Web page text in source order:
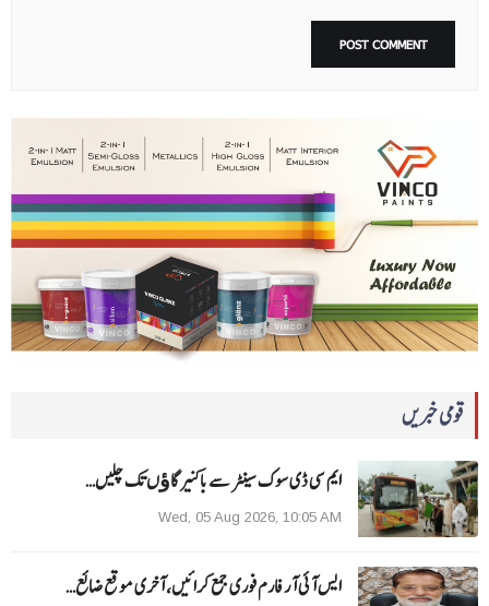
قومی خبریں
ایم سی ڈی سوک سینٹر سے باکنیر گاﺅں تک چلیں…
Wed, 05 Aug 2026, 10:05 AM
ایس آئی آر فارم فوری جمع کرائیں، آخری موقع ضائع…